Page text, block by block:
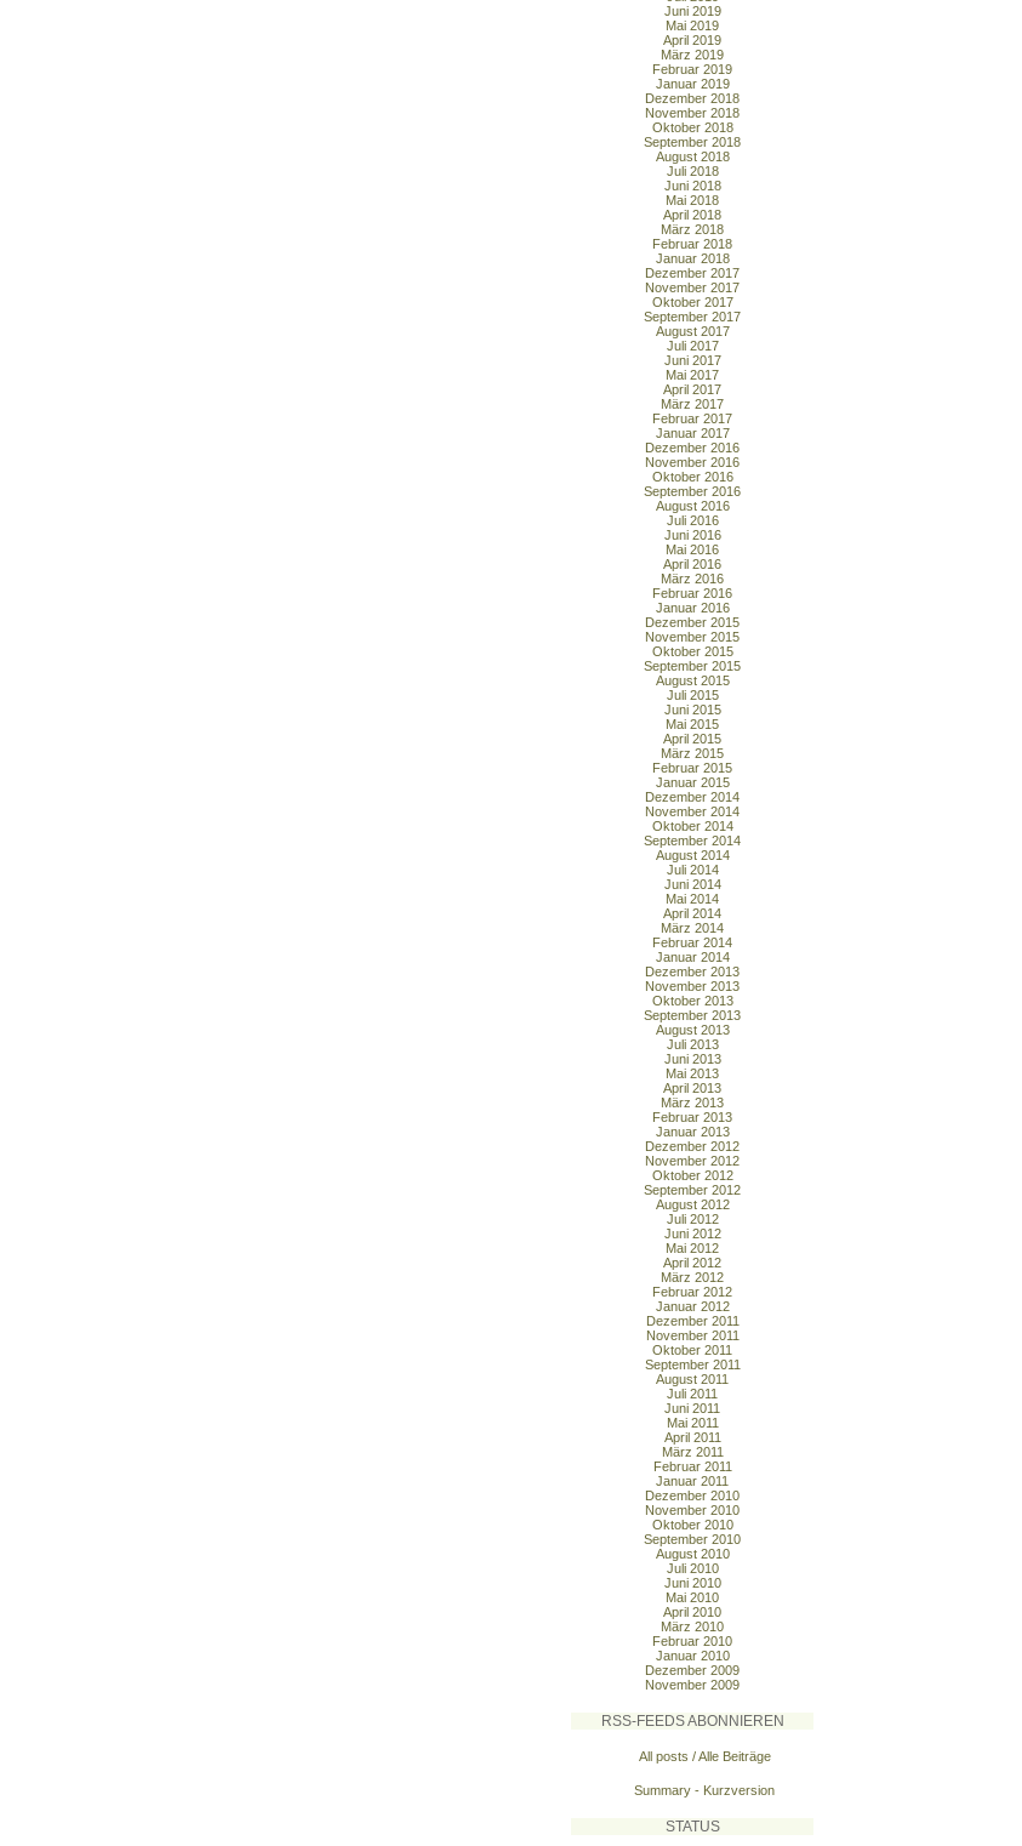
Juni 2019
Mai 2019
April 2019
März 2019
Februar 2019
Januar 2019
Dezember 2018
November 2018
Oktober 2018
September 2018
August 2018
Juli 2018
Juni 2018
Mai 2018
April 2018
März 2018
Februar 2018
Januar 2018
Dezember 2017
November 2017
Oktober 2017
September 2017
August 2017
Juli 2017
Juni 2017
Mai 2017
April 2017
März 2017
Februar 2017
Januar 2017
Dezember 2016
November 2016
Oktober 2016
September 2016
August 2016
Juli 2016
Juni 2016
Mai 2016
April 2016
März 2016
Februar 2016
Januar 2016
Dezember 2015
November 2015
Oktober 2015
September 2015
August 2015
Juli 2015
Juni 2015
Mai 2015
April 2015
März 2015
Februar 2015
Januar 2015
Dezember 2014
November 2014
Oktober 2014
September 2014
August 2014
Juli 2014
Juni 2014
Mai 2014
April 2014
März 2014
Februar 2014
Januar 2014
Dezember 2013
November 2013
Oktober 2013
September 2013
August 2013
Juli 2013
Juni 2013
Mai 2013
April 2013
März 2013
Februar 2013
Januar 2013
Dezember 2012
November 2012
Oktober 2012
September 2012
August 2012
Juli 2012
Juni 2012
Mai 2012
April 2012
März 2012
Februar 2012
Januar 2012
Dezember 2011
November 2011
Oktober 2011
September 2011
August 2011
Juli 2011
Juni 2011
Mai 2011
April 2011
März 2011
Februar 2011
Januar 2011
Dezember 2010
November 2010
Oktober 2010
September 2010
August 2010
Juli 2010
Juni 2010
Mai 2010
April 2010
März 2010
Februar 2010
Januar 2010
Dezember 2009
November 2009
RSS-FEEDS ABONNIEREN
All posts / Alle Beiträge
Summary - Kurzversion
STATUS